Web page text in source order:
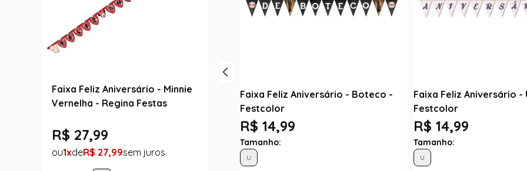
Faixa Feliz Aniversário - Minnie
Vernelha - Regina Festas
R$ 27,99
1 R$ 27,99
Faixa Feliz Aniversário - Boteco -
Festcolor
R$ 14,99
Tamanho:
U
Faixa Feliz Aniversário -
Festcolor
R$ 14,99
Tamanho:
U